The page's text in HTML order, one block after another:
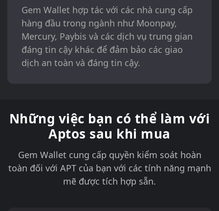
Gem Wallet hợp tác với các nhà cung cấp
hàng đầu trong ngành như Moonpay,
Mercury, Paybis và các dịch vụ trung gian
đáng tin cậy khác để đảm bảo các giao
dịch an toàn và đáng tin cậy.
Những việc bạn có thể làm với
Aptos sau khi mua
Gem Wallet cung cấp quyền kiểm soát hoàn
toàn đối với APT của bạn với các tính năng mạnh
mẽ được tích hợp sẵn.